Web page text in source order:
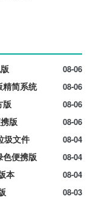
08-06
08-06
简系统
08-06
版
08-06
版
08-04
圾文件
08-04
便携版
08-04
本
08-03